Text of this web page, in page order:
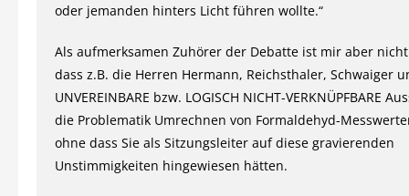
oder jemanden hinters Licht führen wollte.“
Als aufmerksamen Zuhörer der Debatte ist mir aber
dass z.B. die Herren Hermann, Reichsthaler, Schwaiger
UNVEREINBARE bzw. LOGISCH NICHT-VERKNÜPFBARE
die Problematik Umrechnen von Formaldehyd-
ohne dass Sie als Sitzungsleiter auf diese gravierenden
Unstimmigkeiten hingewiesen hätten.